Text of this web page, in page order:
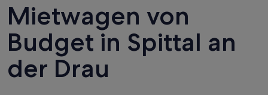
Mietwagen von
Budget in Spittal an
der Drau